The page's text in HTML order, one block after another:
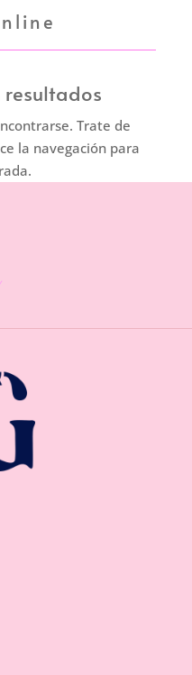
resultados
Trate de
la navegación para